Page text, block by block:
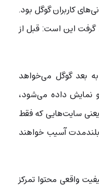
کاربران گوگل بود.
گرفت این است: قبل از
بعد گوگل می‌خواهد
داده می‌شود،
یعنی سایت‌هایی که فقط
آسیب خواهند
واقعی محتوا تمرکز